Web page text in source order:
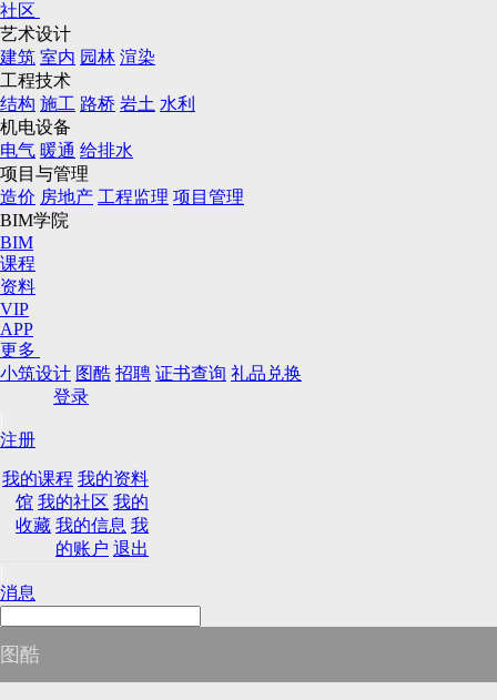
社区
艺术设计
建筑 室内 园林 渲染
工程技术
结构 施工 路桥 岩土 水利
机电设备
电气 暖通 给排水
项目与管理
造价 房地产 工程监理 项目管理
BIM学院
BIM
课程
资料
VIP
APP
更多
小筑设计 图酷 招聘 证书查询 礼品兑换
登录
注册
我的课程 我的资料
馆 我的社区 我的
收藏 我的信息 我
的账户 退出
消息
图酷